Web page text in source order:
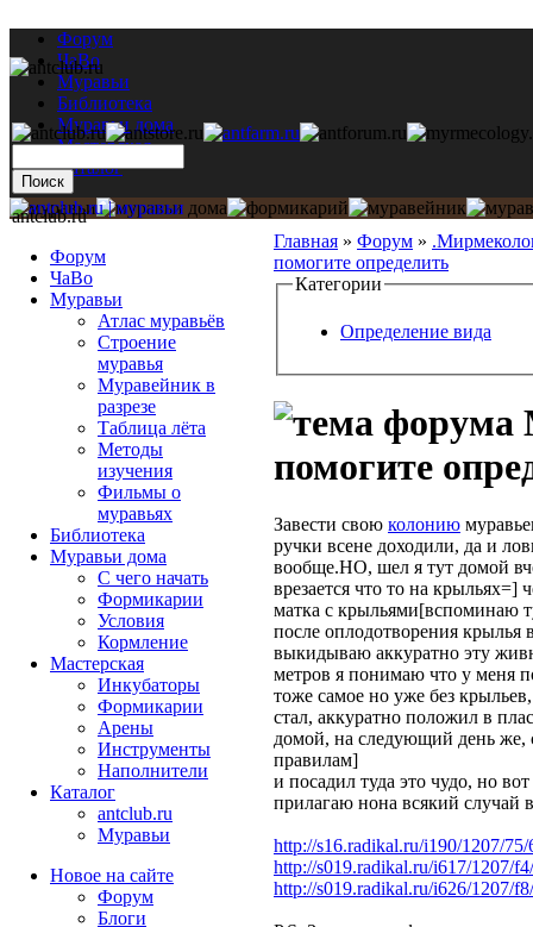
Форум
ЧаВо
Муравьи
Библиотека
Муравьи дома
Мастерская
Каталог
Главная » Форум »
помогите определить
Категории
Определение вида
помогите
Завести свою колонию
ручки всене доходили, да и
вообще.НО, шел я тут домой
врезается что то на крыльях=]
матка с крыльями[вспоминаю
после оплодотворения крылья
выкидываю аккуратно эту
метров я понимаю что у меня
тоже самое но уже без
стал, аккуратно положил в
домой, на следующий день же,
правилам]
и посадил туда это чудо, но
прилагаю нона всякий случай
http://s16.radikal.ru/i190/1207/
http://s019.radikal.ru/i617/1207/
http://s019.radikal.ru/i626/1207/
antclub.ru
Форум
ЧаВо
Муравьи
Атлас муравьёв
Строение
муравья
Муравейник в
разрезе
Таблица лёта
Методы
изучения
Фильмы о
муравьях
Библиотека
Муравьи дома
С чего начать
Формикарии
Условия
Кормление
Мастерская
Инкубаторы
Формикарии
Арены
Инструменты
Наполнители
Каталог
antclub.ru
Муравьи
Новое на сайте
Форум
Блоги